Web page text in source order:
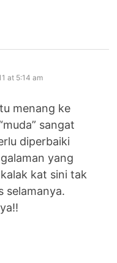
at 5:14 am
menang ke
sangat
diperbaiki
yang
kat sini tak
selamanya.